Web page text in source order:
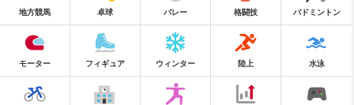
地方競馬 卓球 バレー 格闘技 バドミントン
モーター フィギュア ウィンター 陸上 水泳